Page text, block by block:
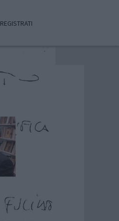
REGISTRATI